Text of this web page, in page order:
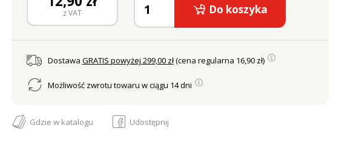
z VAT Do koszyka
Dostawa GRATIS powyżej 299,00 zł(cena regularna 16,90 zł)
Możliwość zwrotu towaru w ciągu 14 dni
Gdzie w katalogu Udostępnij